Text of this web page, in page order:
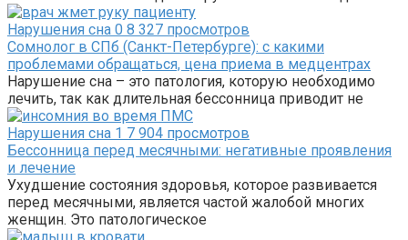
Нарушения сна 0 8 327 просмотров
Сомнолог в СПб (Санкт-Петербурге): с какими
проблемами обращаться, цена приема в медцентрах
Нарушение сна – это патология, которую необходимо
лечить, так как длительная бессонница приводит не
Нарушения сна 1 7 904 просмотров
Бессонница перед месячными: негативные проявления
и лечение
Ухудшение состояния здоровья, которое развивается
перед месячными, является частой жалобой многих
женщин. Это патологическое